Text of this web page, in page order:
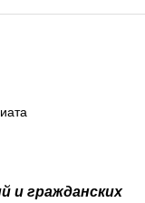
и гражданских